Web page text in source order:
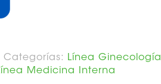
Categorías: Línea Ginecología
Medicina Interna